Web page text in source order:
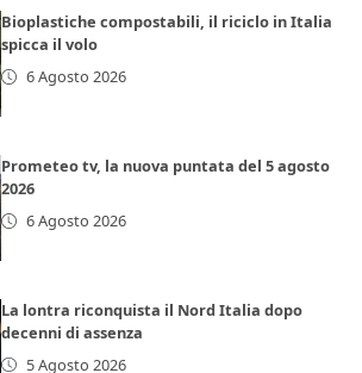
Bioplastiche compostabili, il riciclo in Italia
spicca il volo
6 Agosto 2026
Prometeo tv, la nuova puntata del 5 agosto
2026
6 Agosto 2026
La lontra riconquista il Nord Italia dopo
decenni di assenza
5 Agosto 2026